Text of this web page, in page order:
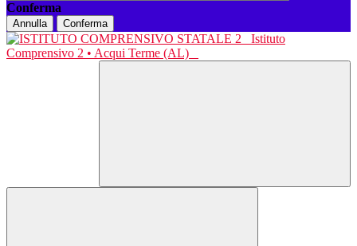
Conferma
Annulla Conferma
Istituto
Comprensivo 2 • Acqui Terme (AL)